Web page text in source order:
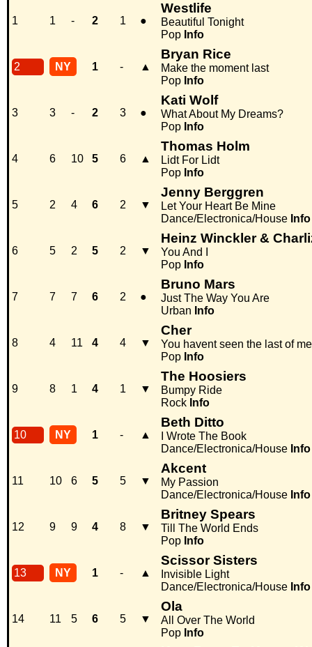
1 1 - 2 1 ●
Westlife
Beautiful Tonight
Pop Info
2 NY 1 - ▲
Bryan Rice
Make the moment last
Pop Info
3 3 - 2 3 ●
Kati Wolf
What About My Dreams?
Pop Info
4 6 10 5 6 ▲
Thomas Holm
Lidt For Lidt
Pop Info
5 2 4 6 2 ▼
Jenny Berggren
Let Your Heart Be Mine
Dance/Electronica/House Info
6 5 2 5 2 ▼
Heinz Winckler &
You And I
Pop Info
7 7 7 6 2 ●
Bruno Mars
Just The Way You Are
Urban Info
8 4 11 4 4 ▼
Cher
You havent seen the last of me
Pop Info
9 8 1 4 1 ▼
The Hoosiers
Bumpy Ride
Rock Info
10 NY 1 - ▲
Beth Ditto
I Wrote The Book
Dance/Electronica/House Info
11 10 6 5 5 ▼
Akcent
My Passion
Dance/Electronica/House Info
12 9 9 4 8 ▼
Britney Spears
Till The World Ends
Pop Info
13 NY 1 - ▲
Scissor Sisters
Invisible Light
Dance/Electronica/House Info
14 11 5 6 5 ▼
Ola
All Over The World
Pop Info